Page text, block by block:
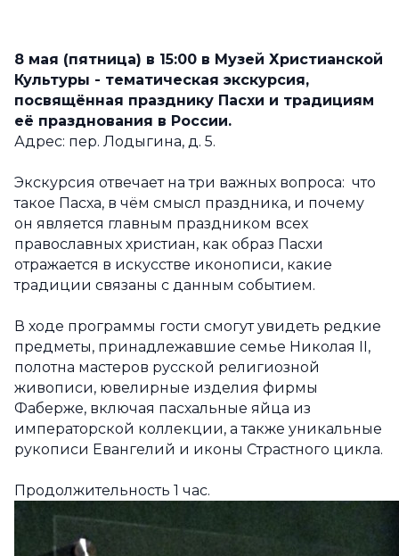
8 мая (пятница) в 15:00 в Музей Христианской
Культуры - тематическая экскурсия,
посвящённая празднику Пасхи и традициям
её празднования в России.
Адрес: пер. Лодыгина, д. 5.
Экскурсия отвечает на три важных вопроса: что
такое Пасха, в чём смысл праздника, и почему
он является главным праздником всех
православных христиан, как образ Пасхи
отражается в искусстве иконописи, какие
традиции связаны с данным событием.
В ходе программы гости смогут увидеть редкие
предметы, принадлежавшие семье Николая II,
полотна мастеров русской религиозной
живописи, ювелирные изделия фирмы
Фаберже, включая пасхальные яйца из
императорской коллекции, а также уникальные
рукописи Евангелий и иконы Страстного цикла.
Продолжительность 1 час.